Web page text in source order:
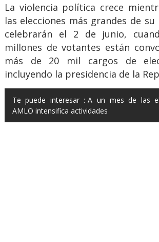
La violencia política crece
las elecciones más grandes de
celebrarán el 2 de junio,
millones de votantes están
más de 20 mil cargos de
incluyendo la presidencia de la
Te puede interesar : A un mes de las
AMLO intensifica actividades